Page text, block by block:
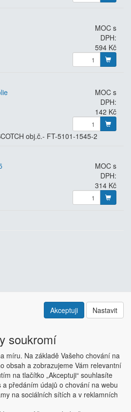
MOC s
DPH:
594 Kč
MOC s
DPH:
142 Kč
obj.č.- FT-5101-1545-2
MOC s
DPH:
314 Kč
řešením e-commerce pro informační
s uživatelsky příjemnou
se dá upravit a optimalizovat na míru.
intuitivní ovládání, administrace a
více
a.s. 2018
Akceptuji Nastavit
soukromí
míru. Na základě Vašeho chování na
obsah a zobrazujeme Vám relevantní
na tlačítko „Akceptuji“ souhlasíte
předáním údajů o chování na webu
na sociálních sítích a v reklamních